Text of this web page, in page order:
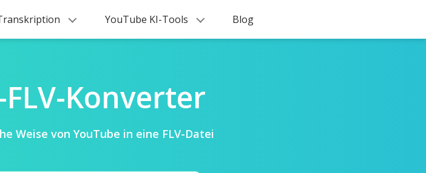
YouTube KI-Tools Blog
Konverter
Weise von YouTube in eine FLV-Datei